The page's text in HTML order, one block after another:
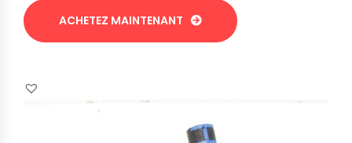
ACHETEZ MAINTENANT